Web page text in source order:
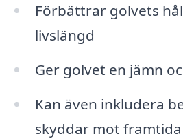
Förbättrar golvets
livslängd
Ger golvet en jämn
Kan även inkludera
skyddar mot